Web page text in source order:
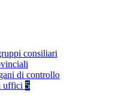
consiliari
di controllo
uffici 5